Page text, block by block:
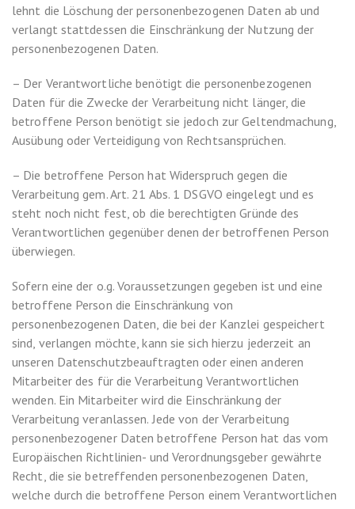
lehnt die Löschung der personenbezogenen Daten ab und
verlangt stattdessen die Einschränkung der Nutzung der
personenbezogenen Daten.
– Der Verantwortliche benötigt die personenbezogenen
Daten für die Zwecke der Verarbeitung nicht länger, die
betroffene Person benötigt sie jedoch zur Geltendmachung,
Ausübung oder Verteidigung von Rechtsansprüchen.
– Die betroffene Person hat Widerspruch gegen die
Verarbeitung gem. Art. 21 Abs. 1 DSGVO eingelegt und es
steht noch nicht fest, ob die berechtigten Gründe des
Verantwortlichen gegenüber denen der betroffenen Person
überwiegen.
Sofern eine der o.g. Voraussetzungen gegeben ist und eine
betroffene Person die Einschränkung von
personenbezogenen Daten, die bei der Kanzlei gespeichert
sind, verlangen möchte, kann sie sich hierzu jederzeit an
unseren Datenschutzbeauftragten oder einen anderen
Mitarbeiter des für die Verarbeitung Verantwortlichen
wenden. Ein Mitarbeiter wird die Einschränkung der
Verarbeitung veranlassen. Jede von der Verarbeitung
personenbezogener Daten betroffene Person hat das vom
Europäischen Richtlinien- und Verordnungsgeber gewährte
Recht, die sie betreffenden personenbezogenen Daten,
welche durch die betroffene Person einem Verantwortlichen